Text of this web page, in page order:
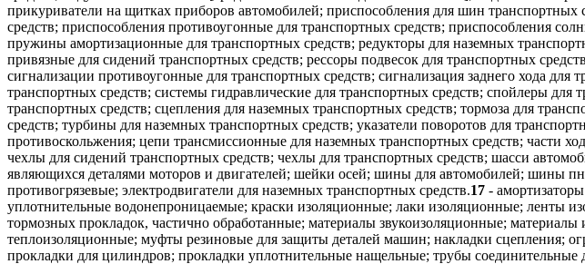
прикуриватели на щитках приборов автомобилей; приспособления для шин
средств; приспособления противоугонные для транспортных средств; приспособления
пружины амортизационные для транспортных средств; редукторы для наземных
привязные для сидений транспортных средств; рессоры подвесок для транспортных
сигнализации противоугонные для транспортных средств; сигнализация заднего хода для
транспортных средств; системы гидравлические для транспортных средств; спойлеры для
транспортных средств; сцепления для наземных транспортных средств; тормоза для
средств; турбины для наземных транспортных средств; указатели поворотов для
противоскольжения; цепи трансмиссионные для наземных транспортных средств; части
чехлы для сидений транспортных средств; чехлы для транспортных средств; шасси
являющихся деталями моторов и двигателей; шейки осей; шины для автомобилей; шины
противогрязевые; электродвигатели для наземных транспортных средств.17 -
уплотнительные водонепроницаемые; краски изоляционные; лаки изоляционные; ленты
тормозных прокладок, частично обработанные; материалы звукоизоляционные;
теплоизоляционные; муфты резиновые для защиты деталей машин; накладки сцепления;
прокладки для цилиндров; прокладки уплотнительные нащельные; трубы